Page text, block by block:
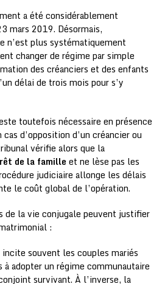
a été considérablement
mars 2019. Désormais,
n’est plus systématiquement
changer de régime par simple
des créanciers et des enfants
délai de trois mois pour s’y
toutefois nécessaire en présence
d’opposition d’un créancier ou
vérifie alors que la
de la famille et ne lèse pas les
judiciaire allonge les délais
le coût global de l’opération.
de la vie conjugale peuvent justifier
:
incite souvent les couples mariés
à adopter un régime communautaire
survivant. À l’inverse, la